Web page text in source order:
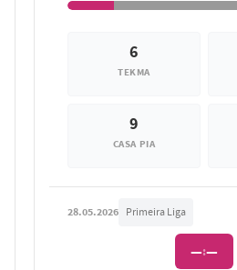
6
TEKMA
9
CASA PIA
28.05.2026 Primeira Liga
—:—